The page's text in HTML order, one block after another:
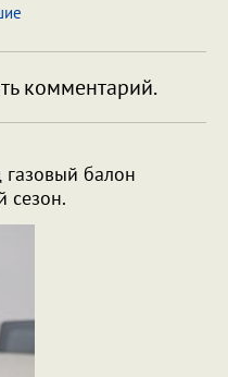
комментарий.
газовый балон
сезон.